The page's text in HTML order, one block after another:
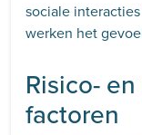
sociale
werken het
Risico-
factoren